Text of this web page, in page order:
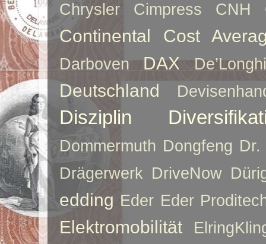
Chrysler Cimpress CNH
Continental Cost
Darboven DAX De’Longhi
Deutschland
Disziplin
Dommermuth Dongfeng Dr.
Drägerwerk DriveNow
edding Eder Eder
Elektromobilität